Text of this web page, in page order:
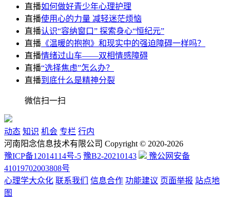
直播如何做好青少年心理护理
直播使用心的力量 减轻迷茫烦恼
直播认识“容纳窗口” 探索身心“恒纪元”
直播 《温暖的抱抱》和现实中的强迫障碍一样吗？
直播情绪过山车——双相情感障碍
直播“选择焦虑”怎么办？
直播到底什么是精神分裂
微信扫一扫
动态 知识 机会 专栏 行内
河南阳念信息技术有限公司 Copyright © 2020-2026
豫ICP备12014114号-5 豫B2-20210143
豫公网安备
41019702003808号
心理学大众化 联系我们 信息合作 功能建议 页面举报 站点地
图